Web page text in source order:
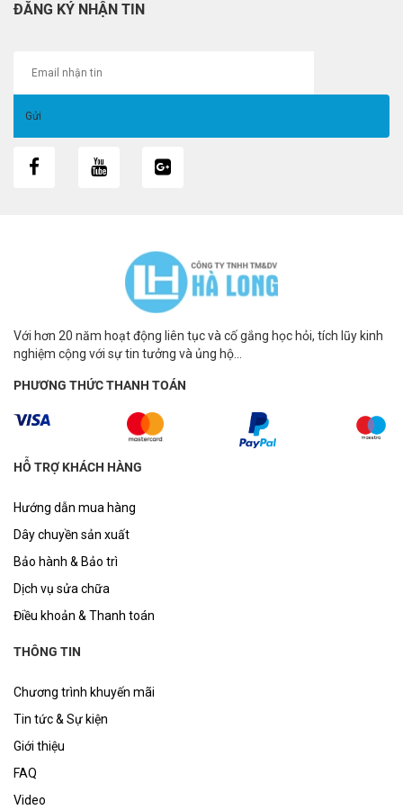
ĐĂNG KÝ NHẬN TIN
Với hơn 20 năm hoạt động liên tục và cố gắng học hỏi, tích lũy kinh
nghiệm cộng với sự tin tưởng và ủng hộ...
PHƯƠNG THỨC THANH TOÁN
HỖ TRỢ KHÁCH HÀNG
Hướng dẫn mua hàng
Dây chuyền sản xuất
Bảo hành & Bảo trì
Dịch vụ sửa chữa
Điều khoản & Thanh toán
THÔNG TIN
Chương trình khuyến mãi
Tin tức & Sự kiện
Giới thiệu
FAQ
Video